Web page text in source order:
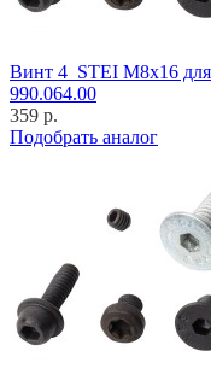
Винт 4_STEI M8x16
990.064.00
359 р.
Подобрать аналог